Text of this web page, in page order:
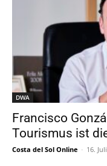
DWA
Francisco
Tourismus ist
Costa del Sol Online - 16.